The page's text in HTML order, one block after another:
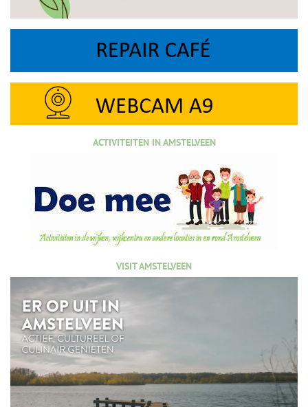
ACTIVITEITEN IN AMSTELVEEN
VISIT AMSTELVEEN